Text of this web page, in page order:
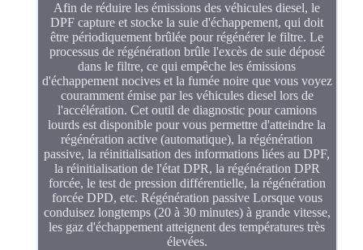
Afin de réduire les émissions des véhicules diesel, le
DPF capture et stocke la suie d'échappement, qui doit
être périodiquement brûlée pour régénérer le filtre. Le
processus de régénération brûle l'excès de suie déposé
dans le filtre, ce qui empêche les émissions
d'échappement nocives et la fumée noire que vous voyez
couramment émise par les véhicules diesel lors de
l'accélération. Cet outil de diagnostic pour camions
lourds est disponible pour vous permettre d'atteindre la
régénération active (automatique), la régénération
passive, la réinitialisation des informations liées au DPF,
la réinitialisation de l'état DPR, la régénération DPR
forcée, le test de pression différentielle, la régénération
forcée DPD, etc. Régénération passive Lorsque vous
conduisez longtemps (20 à 30 minutes) à grande vitesse,
les gaz d'échappement atteignent des températures très
élevées.